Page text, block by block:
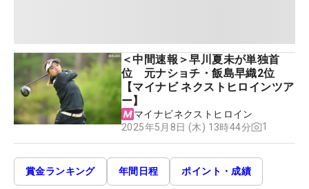
＜中間速報＞早川夏未が単独首
位 元ナショチ・飯島早織2位
【マイナビ ネクストヒロインツア
ー】
マイナビネクストヒロイン
2025年5月8日 (木) 13時44分
1
賞金ランキング 年間日程 ポイント・成績